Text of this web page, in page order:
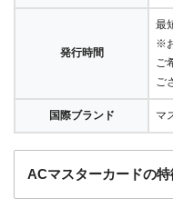
発行時間
最
※
ご
ご
国際ブランド マ
ACマスターカードの特